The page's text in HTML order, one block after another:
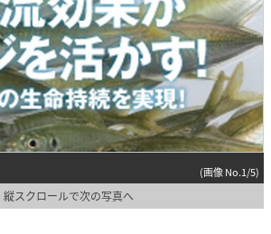
(画像 No.1/5)
縦スクロールで次の写真へ